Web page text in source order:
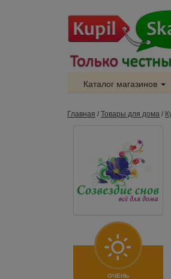
Каталог магазинов
Главная / Товары для дома /
ОЧЕНЬ